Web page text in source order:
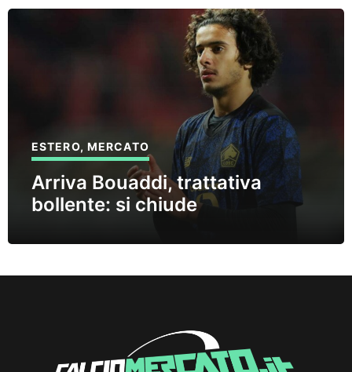
ESTERO, MERCATO
Arriva Bouaddi, trattativa
bollente: si chiude